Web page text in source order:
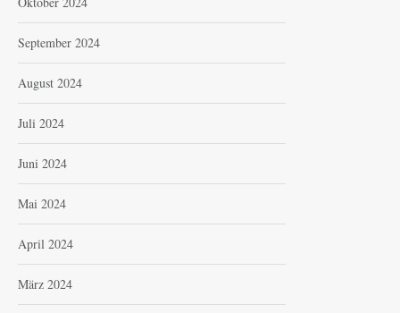
September 2024
August 2024
Juli 2024
Juni 2024
Mai 2024
April 2024
März 2024